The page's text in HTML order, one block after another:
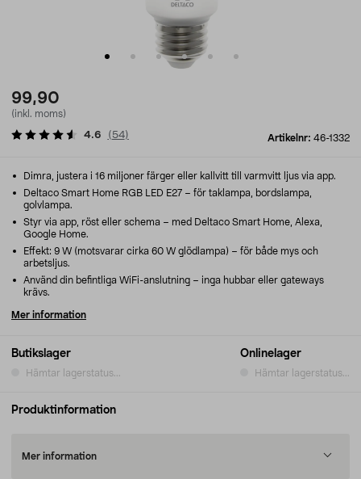
99,90
(inkl. moms)
Artikelnr: 46-1332
4.6 ( 54)
Butikslager
Hämtar lagerstatus...
Onlinelager
Hämtar lagerstatus...
Dimra, justera i 16 miljoner färger eller kallvitt till varmvitt ljus via app.
Deltaco Smart Home RGB LED E27 – för taklampa, bordslampa,
golvlampa.
Styr via app, röst eller schema – med Deltaco Smart Home, Alexa,
Google Home.
Effekt: 9 W (motsvarar cirka 60 W glödlampa) – för både mys och
arbetsljus.
Använd din befintliga WiFi-anslutning – inga hubbar eller gateways
krävs.
Mer information
Produktinformation
Mer information